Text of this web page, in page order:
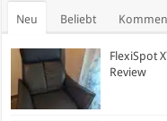
Neu Beliebt
FlexiSpot
Review